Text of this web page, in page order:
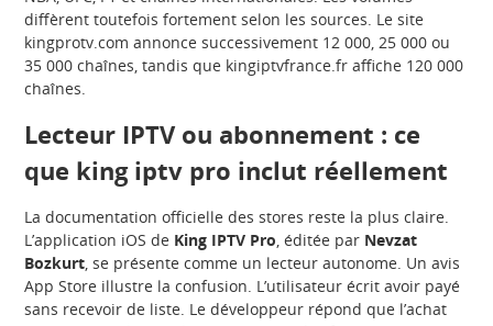
diffèrent toutefois fortement selon les sources. Le site
kingprotv.com annonce successivement 12 000, 25 000 ou
35 000 chaînes, tandis que kingiptvfrance.fr affiche 120 000
chaînes.
Lecteur IPTV ou abonnement : ce
que king iptv pro inclut réellement
La documentation officielle des stores reste la plus claire.
L’application iOS de King IPTV Pro, éditée par Nevzat
Bozkurt, se présente comme un lecteur autonome. Un avis
App Store illustre la confusion. L’utilisateur écrit avoir payé
sans recevoir de liste. Le développeur répond que l’achat